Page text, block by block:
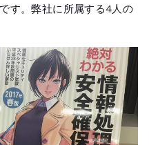
す。弊社に所属する4人の